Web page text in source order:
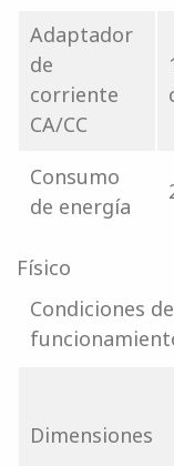
Adaptador
de
corriente
CA/CC
Consumo
de energía
Físico
Condiciones de
Dimensiones